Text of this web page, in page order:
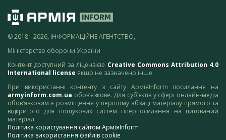
© 2018 - 2026, ІНФОРМАЦІЙНЕ АГЕНТСТВО,
Міністерство оборони України
Контент доступний за ліцензією Creative Commons Attribution 4.0
International license якщо не зазначено інше.
При використанні контенту з сайту АрміяInform посилання на
armyinform.com.ua обов’язкове. Для суб’єктів у сфері онлайн-медіа
обов’язковим є розміщення у першому абзаці матеріалу прямого та
відкритого для пошукових систем гіперпосилання на цитований
матеріал.
Політика користування сайтом АрміяInform
Політика використання файлів cookie